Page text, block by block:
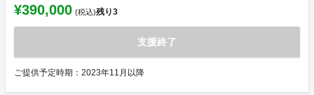
¥390,000 (税込)残り3
支援終了
ご提供予定時期：2023年11月以降